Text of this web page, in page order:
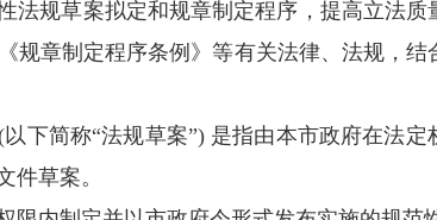
盘锦市人民政府地方性法规